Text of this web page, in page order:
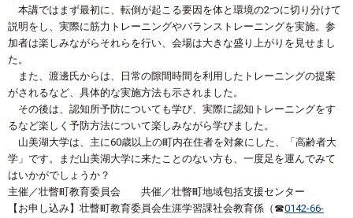
本講ではまず最初に、転倒が起こる要因を体と環境の2つに切り分けて
説明をし、実際に筋力トレーニングやバランストレーニングを実施。参
加者は楽しみながらそれらを行い、会場は大きな盛り上がりを見せまし
た。
また、渡邊氏からは、日常の隙間時間を利用したトレーニングの提案
がされるなど、具体的な実施方法も示されました。
その後は、認知所予防についても学び、実際に認知トレーニングをす
るなど楽しく予防方法について楽しみながら学びました。
山美湖大学は、主に60歳以上の町内在住者を対象にした、「高齢者大
学」です。まだ山美湖大学に来たことのない方も、一度足を運んでみて
はいかがでしょうか？
主催／壮瞥町教育委員会 共催／壮瞥町地域包括支援センター
【お申し込み】壮瞥町教育委員会生涯学習課社会教育係（☎0142-66-